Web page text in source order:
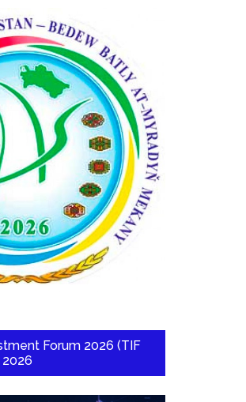
Forum 2026 (TIF